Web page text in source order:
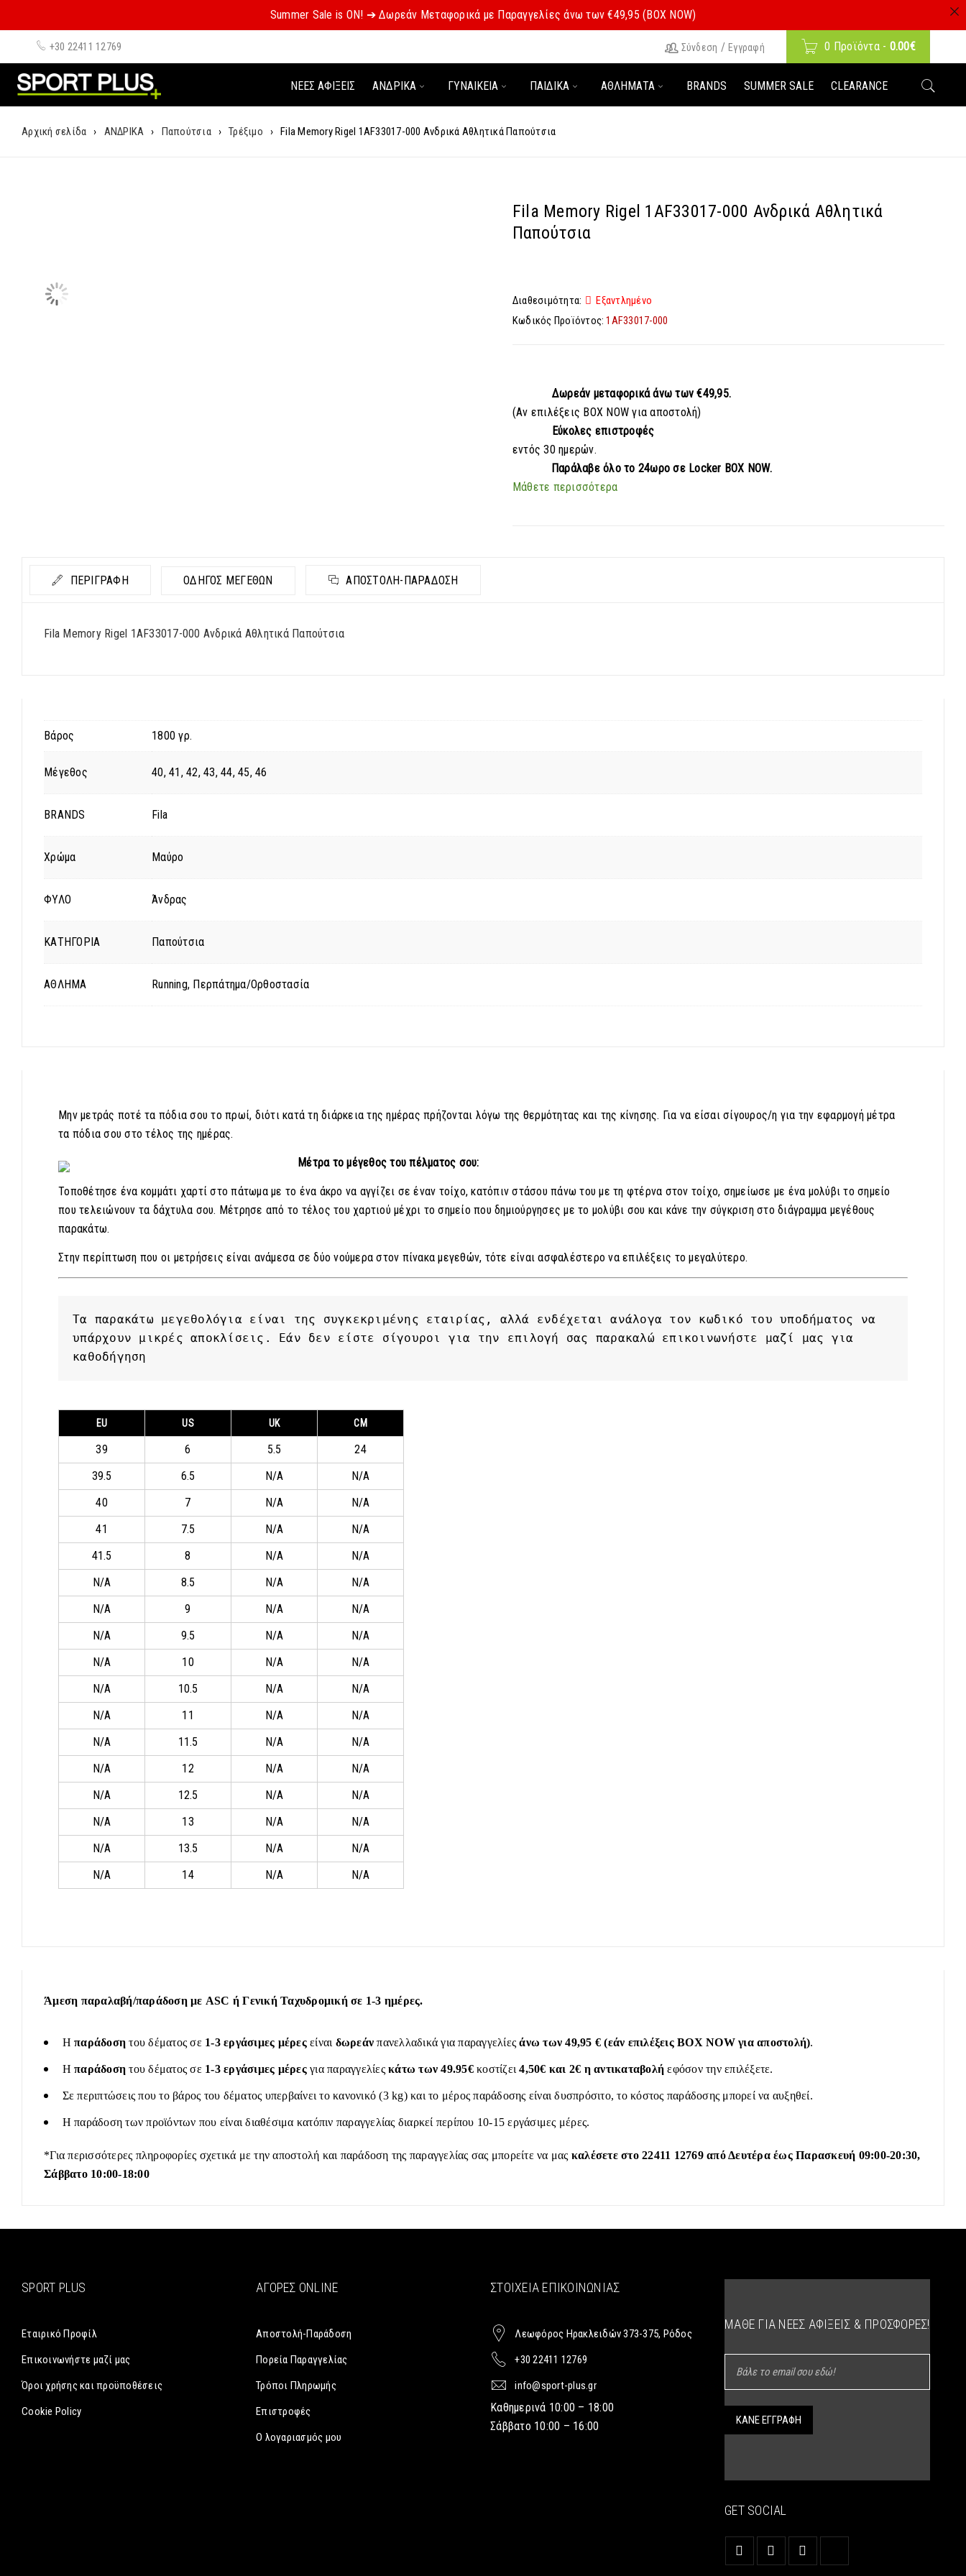
Summer Sale is ON! ➔ Δωρεάν Μεταφορικά με Παραγγελίες άνω των €49,95 (BOX NOW)
+30 22411 12769 0 Προϊόντα - 0.00€
Σύνδεση / Εγγραφή
ΝΈΕΣ ΑΦΊΞΕΙΣ ΑΝΔΡΙΚΑ ΓΥΝΑΙΚΕΙΑ ΠΑΙΔΙΚΑ ΑΘΛΗΜΑΤΑ BRANDS SUMMER SALE CLEARANCE
Αρχική σελίδα › ΑΝΔΡΙΚΑ › Παπούτσια › Τρέξιμο › Fila Memory Rigel 1AF33017-000 Ανδρικά Αθλητικά Παπούτσια
Fila Memory Rigel 1AF33017-000 Ανδρικά Αθλητικά
Παπούτσια
Διαθεσιμότητα:
Εξαντλημένο
Κωδικός Προϊόντος: 1AF33017-000
Δωρεάν μεταφορικάάνω των €49,95.
(Αν επιλέξεις BOX NOW για αποστολή)
Εύκολες επιστροφές
εντός 30 ημερών.
Παράλαβεόλο το 24ωρο σε Locker BOX NOW.
Μάθετε περισσότερα
ΠΕΡΙΓΡΑΦΗ ΟΔΗΓΟΣ ΜΕΓΕΘΩΝ ΑΠΟΣΤΟΛΉ-ΠΑΡΆΔΟΣΗ
Fila Memory Rigel 1AF33017-000 Ανδρικά Αθλητικά Παπούτσια
Βάρος 1800 γρ.
Μέγεθος 40, 41, 42, 43, 44, 45, 46
BRANDS Fila
Χρώμα Μαύρο
ΦΥΛΟ Άνδρας
ΚΑΤΗΓΟΡΙΑ Παπούτσια
ΑΘΛΗΜΑ Running, Περπάτημα/Ορθοστασία
Μην μετράς ποτέ τα πόδια σου το πρωί, διότι κατά τη διάρκεια της ημέρας πρήζονται λόγω της θερμότητας και της κίνησης. Για να είσαι σίγουρος/η για την εφαρμογή μέτρα
τα πόδια σου στο τέλος της ημέρας.
Μέτρα το μέγεθος του πέλματος σου:
Τοποθέτησε ένα κομμάτι χαρτί στο πάτωμα με το ένα άκρο να αγγίζει σε έναν τοίχο, κατόπιν στάσου πάνω του με τη φτέρνα στον τοίχο, σημείωσε με ένα μολύβι το σημείο
που τελειώνουν τα δάχτυλα σου. Μέτρησε από το τέλος του χαρτιού μέχρι το σημείο που δημιούργησες με το μολύβι σου και κάνε την σύγκριση στο διάγραμμα μεγέθους
παρακάτω.
Στην περίπτωση που οι μετρήσεις είναι ανάμεσα σε δύο νούμερα στον πίνακα μεγεθών, τότε είναι ασφαλέστερο να επιλέξεις το μεγαλύτερο.
Τα παρακάτω μεγεθολόγια είναι της συγκεκριμένης εταιρίας, αλλά ενδέχεται ανάλογα τον κωδικό του υποδήματος να
υπάρχουν μικρές αποκλίσεις. Εάν δεν είστε σίγουροι για την επιλογή σας παρακαλώ επικοινωνήστε μαζί μας για
καθοδήγηση
EU US UK CM
39 6 5.5
24
39.5
6.5 N/A
N/A
40
7 N/A
N/A
41
7.5 N/A
N/A
41.5
8 N/A
N/A
N/A
8.5 N/A
N/A
N/A
9 N/A
N/A
N/A
9.5 N/A
N/A
N/A
10 N/A
N/A
N/A
10.5 N/A
N/A
N/A
11 N/A
N/A
N/A
11.5 N/A
N/A
N/A
12 N/A
N/A
N/A
12.5 N/A
N/A
N/A
13 N/A
N/A
N/A
13.5 N/A
N/A
N/A
14 N/A N/A
Άμεση παραλαβή/παράδοση με ASC ή Γενική Ταχυδρομική σε 1-3 ημέρες.
Ηπαράδοση του δέματος σε 1-3 εργάσιμες μέρεςείναι δωρεάν πανελλαδικά για παραγγελίεςάνω των 49,95 € (εάν επιλέξεις BOX NOW για αποστολή).
Ηπαράδοση του δέματος σε 1-3 εργάσιμες μέρεςγια παραγγελίεςκάτω των 49.95€κοστίζει4,50€ και 2€ η αντικαταβολή εφόσον την επιλέξετε.
Σε περιπτώσεις που το βάρος του δέματος υπερβαίνει το κανονικό (3 kg) και το μέρος παράδοσης είναι δυσπρόσιτο, το κόστος παράδοσης μπορεί να αυξηθεί.
Η παράδοση των προϊόντων που είναι διαθέσιμα κατόπιν παραγγελίας διαρκεί περίπου 10-15 εργάσιμες μέρες.
*Για περισσότερες πληροφορίες σχετικά με την αποστολή και παράδοση της παραγγελίας σας μπορείτε να μας καλέσετε στο 22411 12769 από Δευτέρα έως Παρασκευή 09:00-20:30,
Σάββατο 10:00-18:00
SPORT PLUS
Εταιρικό Προφίλ
Επικοινωνήστε μαζί μας
Όροι χρήσης και προϋποθέσεις
Cookie Policy
ΑΓΟΡΈΣ ONLINE
Αποστολή-Παράδοση
Πορεία Παραγγελίας
Τρόποι Πληρωμής
Επιστροφές
Ο λογαριασμός μου
ΣΤΟΙΧΕΊΑ ΕΠΙΚΟΙΝΩΝΊΑΣ
Λεωφόρος Ηρακλειδών 373-375, Ρόδος
+30 22411 12769
info@sport-plus.gr
Καθημερινά 10:00 – 18:00
Σάββατο 10:00 – 16:00
ΜΆΘΕ ΓΙΑ ΝΈΕΣ ΑΦΊΞΕΙΣ & ΠΡΟΣΦΟΡΈΣ!
GET SOCIAL